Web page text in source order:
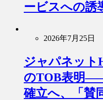
ービスへの誘
2026年7月25日
ジャパネット
のTOB表明
確立へ、「賛